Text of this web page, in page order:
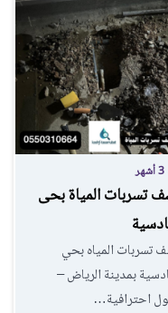
تسربات المياة بحى
تسربات المياه بحي
بمدينة الرياض –
احترافية…